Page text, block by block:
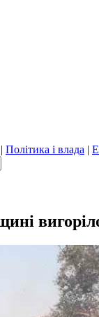
Політика і влада |